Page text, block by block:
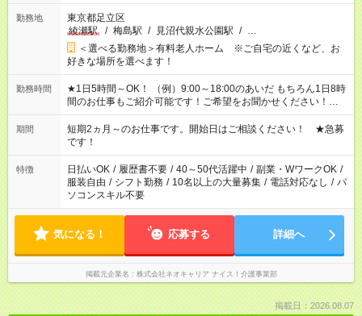
勤務地
東京都足立区
綾瀬駅
/ 梅島駅 / 見沼代親水公園駅 / …
＜選べる勤務地＞有料老人ホーム ※ご自宅の近くなど、お
好きな場所を選べます！
勤務時間
★1日5時間～OK！ （例）9:00～18:00のあいだ もちろん1日8時
間のお仕事もご紹介可能です！ご希望をお聞かせください！★家
庭の都合でお休みが必要な場合も遠慮なくご相談ください。 ※
週最低15時間以上の勤務が必要です
期間
短期2ヵ月～のお仕事です。開始日はご相談ください！ ★急募
です！
特徴 日払いOK / 履歴書不要 / 40～50代活躍中 / 副業・WワークOK /
服装自由 / シフト勤務 / 10名以上の大量募集 / 電話対応なし / パ
ソコンスキル不要
気になる！ 応募する 詳細へ
掲載元企業名 株式会社ネオキャリア ナイス！介護事業部
掲載日：2026.08.07